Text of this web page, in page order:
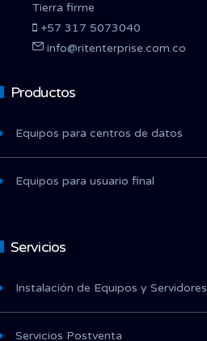
Tierra firme
+57 317 5073040
info@ritenterprise.com.co
Productos
Equipos para centros de datos
Equipos para usuario final
Servicios
Instalación de Equipos y Servidores
Servicios Postventa